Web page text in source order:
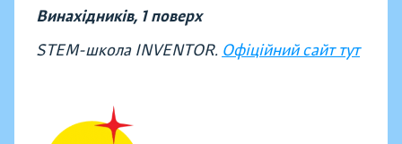
Винахідників, 1 поверх
STEM-школа INVENTOR. Офіційний сайт тут